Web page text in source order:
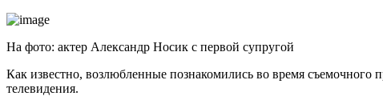
На фото: актер Александр Носик с первой супругой
Как известно, возлюбленные познакомились во время съемочного
телевидения.